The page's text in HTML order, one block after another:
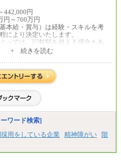
442,000円
～760万円
本給・賞与）は経験・スキルを考
により決定いたします。
っては、記載額を超える場合もあ
+ 続きを読む
ワード検索]
用をしている企業 精神障がい 階